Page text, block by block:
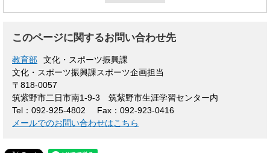
このページに関するお問い合わせ先
教育部
文化・スポーツ振興課
文化・スポーツ振興課スポーツ企画担当
〒818-0057
筑紫野市二日市南1-9-3 筑紫野市生涯学習センター内
Tel：092-925-4802
Fax：092-923-0416
メールでのお問い合わせはこちら